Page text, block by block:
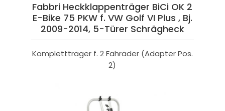
Fabbri Heckklappenträger BiCi OK 2
E-Bike 75 PKW f. VW Golf VI Plus , Bj.
2009-2014, 5-Türer Schrägheck
Komplettträger f. 2 Fahräder (Adapter Pos.
2)